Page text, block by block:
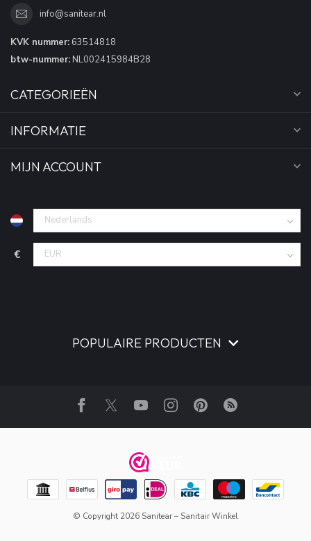
info@sanitear.nl
KVK nummer: 63514818
btw-nummer: NL002415984B28
CATEGORIEËN
INFORMATIE
MIJN ACCOUNT
€
POPULAIRE PRODUCTEN
© Copyright 2026 Sanitear – Sanitair Winkel